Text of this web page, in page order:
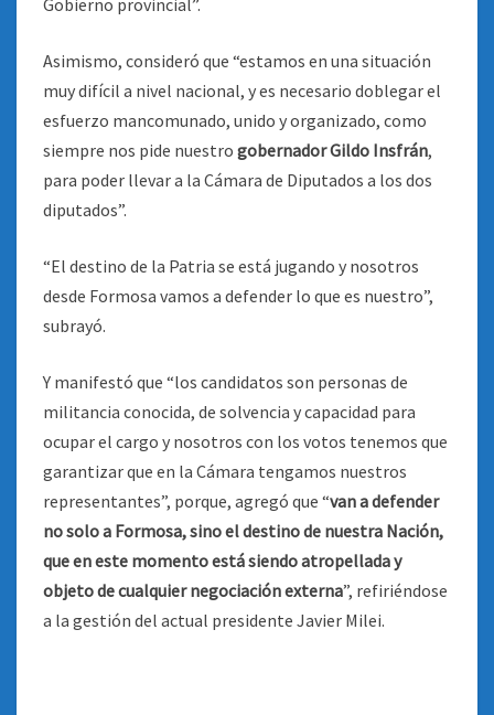
Gobierno provincial”.
Asimismo, consideró que “estamos en una situación
muy difícil a nivel nacional, y es necesario doblegar el
esfuerzo mancomunado, unido y organizado, como
siempre nos pide nuestro gobernador Gildo Insfrán,
para poder llevar a la Cámara de Diputados a los dos
diputados”.
“El destino de la Patria se está jugando y nosotros
desde Formosa vamos a defender lo que es nuestro”,
subrayó.
Y manifestó que “los candidatos son personas de
militancia conocida, de solvencia y capacidad para
ocupar el cargo y nosotros con los votos tenemos que
garantizar que en la Cámara tengamos nuestros
representantes”, porque, agregó que “van a defender
no solo a Formosa, sino el destino de nuestra Nación,
que en este momento está siendo atropellada y
objeto de cualquier negociación externa”, refiriéndose
a la gestión del actual presidente Javier Milei.